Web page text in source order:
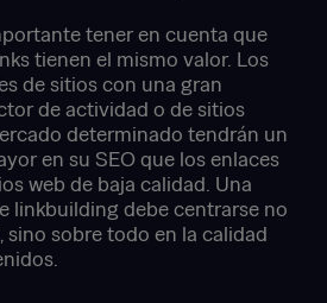
tener en cuenta que
tienen el mismo valor. Los
de sitios con una gran
de actividad o de sitios
determinado tendrán un
en su SEO que los enlaces
web de baja calidad. Una
linkbuilding debe centrarse no
sino sobre todo en la calidad